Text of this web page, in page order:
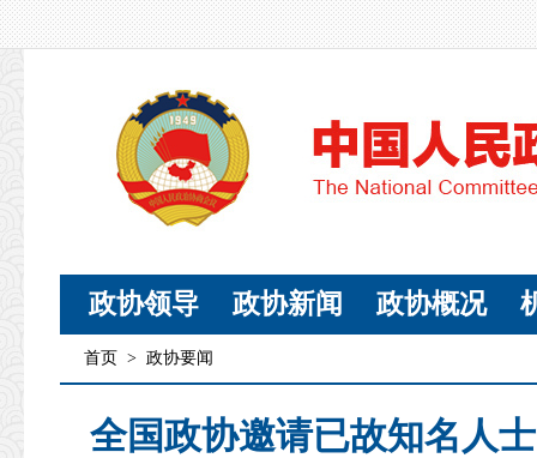
政协领导 政协新闻 政协概况
首页 > 政协要闻
全国政协邀请已故知名人